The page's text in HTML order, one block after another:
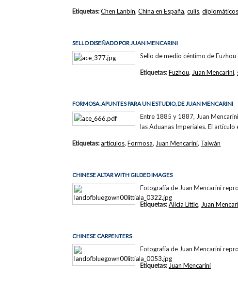
Etiquetas:Chen Lanbin,China en España,culis,
SELLO DISEÑADO POR JUAN MENCARINI
Sello de medio céntimo de
Etiquetas:Fuzhou, Juan Mencarini,
FORMOSA. APUNTES PARA UN ESTUDIO, DE JUAN MENCARINI
Entre 1885 y 1887, Juan
las Aduanas Imperiales. El
Etiquetas:artículos,Formosa, Juan Mencarini, Taiwán
CHINESE ALTAR WITH GILDED IMAGES
Fotografía de Juan Mencarini
Etiquetas:Alicia Little, Juan
CHINESE CARPENTERS
Fotografía de Juan Mencarini
Etiquetas: Juan Mencarini